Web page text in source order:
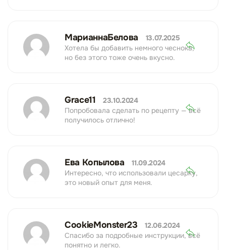
МарианнаБелова
13.07.2025
Хотела бы добавить немного чеснока,
но без этого тоже очень вкусно.
Grace11
23.10.2024
Попробовала сделать по рецепту — всё
получилось отлично!
Ева Копылова
11.09.2024
Интересно, что использовали цесарку,
это новый опыт для меня.
CookieMonster23
12.06.2024
Спасибо за подробные инструкции, всё
понятно и легко.